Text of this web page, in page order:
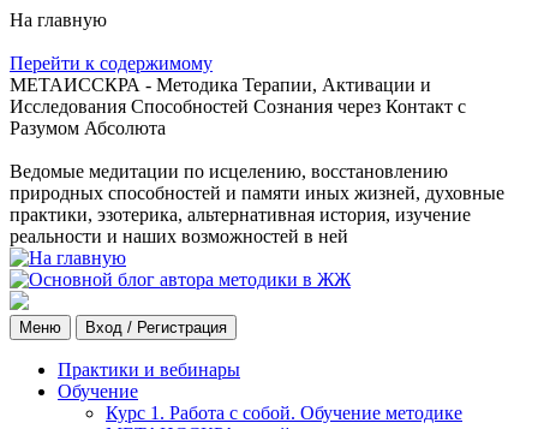
На главную
Перейти к содержимому
МЕТАИССКРА - Методика Терапии, Активации и
Исследования Способностей Сознания через Контакт с
Разумом Абсолюта
Ведомые медитации по исцелению, восстановлению
природных способностей и памяти иных жизней, духовные
практики, эзотерика, альтернативная история, изучение
реальности и наших возможностей в ней
Меню Вход / Регистрация
Практики и вебинары
Обучение
Курс 1. Работа с собой. Обучение методике